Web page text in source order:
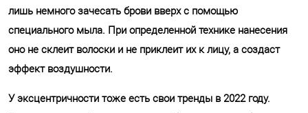
лишь немного зачесать брови вверх с помощью
специального мыла. При определенной технике нанесения
оно не склеит волоски и не приклеит их к лицу, а создаст
эффект воздушности.
У эксцентричности тоже есть свои тренды в 2022 году.